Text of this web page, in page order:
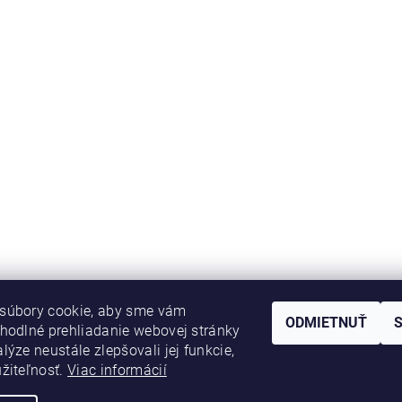
cookie, aby sme vám
prehliadanie webovej stránky
neustále zlepšovali jej funkcie,
Viac informácií
ODMIETNUŤ